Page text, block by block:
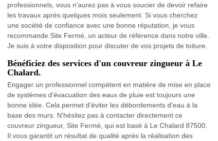
professionnels, vous n'aurez pas à vous soucier de devoir refaire
les travaux après quelques mois seulement. Si vous cherchez
une société de confiance avec une bonne réputation, je vous
recommande Site Fermé, un acteur de référence dans notre ville.
Je suis à votre disposition pour discuter de vos projets de toiture.
Bénéficiez des services d'un couvreur zingueur à Le
Chalard.
Engager un professionnel compétent en matière de mise en place
de systèmes d'évacuation des eaux de pluie est toujours une
bonne idée. Cela permet d'éviter les débordements d'eau à la
base des murs. N'hésitez pas à contacter directement ce
couvreur zingueur, Site Fermé, qui est basé à Le Chalard 87500.
Il vous garantit un résultat de qualité après la réalisation des